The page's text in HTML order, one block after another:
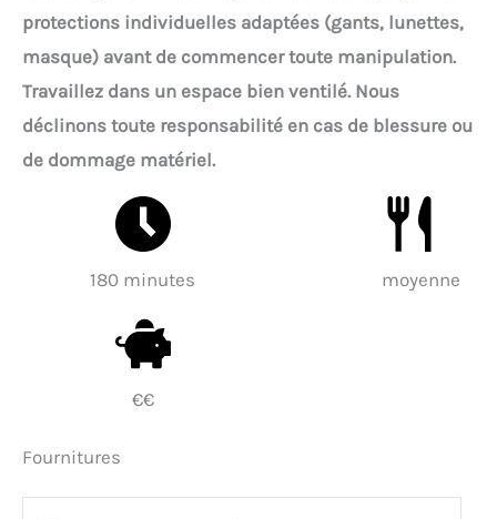
protections individuelles adaptées (gants, lunettes,
masque) avant de commencer toute manipulation.
Travaillez dans un espace bien ventilé. Nous
déclinons toute responsabilité en cas de blessure ou
de dommage matériel.
180 minutes moyenne
€€
Fournitures